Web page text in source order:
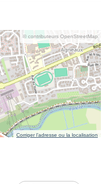
© contributeurs OpenStreetMap
Corriger l’adresse ou la localisation